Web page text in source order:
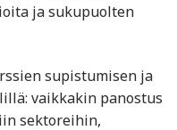
ja sukupuolten
supistumisen ja
vaikkakin panostus
sektoreihin,